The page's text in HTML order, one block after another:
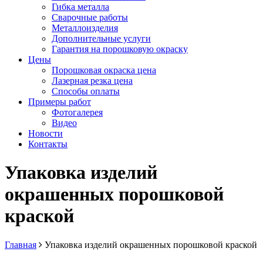
Гибка металла
Сварочные работы
Металлоизделия
Дополнительные услуги
Гарантия на порошковую окраску
Цены
Порошковая окраска цена
Лазерная резка цена
Способы оплаты
Примеры работ
Фотогалерея
Видео
Новости
Контакты
Упаковка изделий
окрашенных порошковой
краской
Главная
Упаковка изделий окрашенных порошковой краской